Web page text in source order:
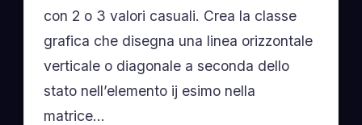
con 2 o 3 valori casuali. Crea la classe
grafica che disegna una linea orizzontale
verticale o diagonale a seconda dello
stato nell’elemento ij esimo nella
matrice…